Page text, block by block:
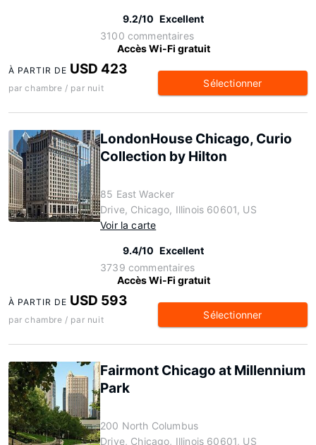
9.2/10 Excellent
3100 commentaires
Accès Wi-Fi gratuit
À PARTIR DE USD 423
par chambre / par nuit Sélectionner
LondonHouse Chicago, Curio
Collection by Hilton
85 East Wacker
Drive, Chicago, Illinois 60601, US
Voir la carte
9.4/10 Excellent
3739 commentaires
Accès Wi-Fi gratuit
À PARTIR DE USD 593
par chambre / par nuit Sélectionner
Fairmont Chicago at Millennium
Park
200 North Columbus
Drive, Chicago, Illinois 60601, US